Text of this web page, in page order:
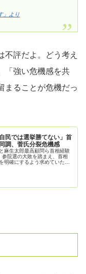
」より
不評だよ。どう考え
「強い危機感を共
まることが危機だっ
民では選挙勝てない」首
調、菅氏分裂危機感
麻生太郎最高顧問ら首相経験
院選の大敗を踏まえ、首相
明確にするよう求めていたこ